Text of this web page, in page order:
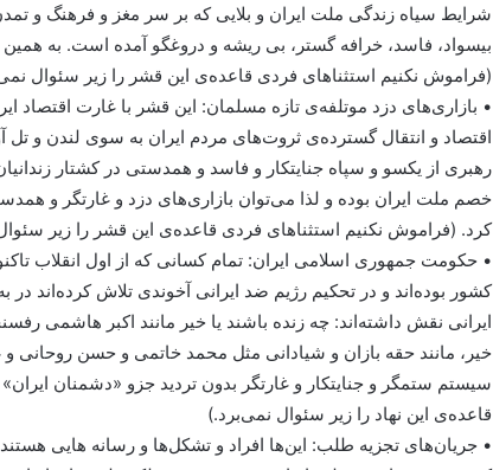
شرایط سیاه زندگی ملت ایران و بلایی که بر سر مغز و فرهنگ و
بیسواد، فاسد، خرافه گستر، بی ریشه و دروغگو آمده است. به
(فراموش نکنیم استثناهای فردی قاعده‌ی این قشر را زیر سئوال
• بازاری‌های دزد موتلفه‌ی تازه مسلمان: این قشر با غارت اقتصاد
اقتصاد و انتقال گسترده‌ی ثروت‌های مردم ایران به سوی لندن و تل
رهبری از یکسو و سپاه جنایتکار و فاسد و همدستی در کشتار
خصم ملت ایران بوده و لذا می‌توان بازاری‌های دزد و غارتگر و
کرد. (فراموش نکنیم استثناهای فردی قاعده‌ی این قشر را زیر
• حکومت جمهوری اسلامی ایران: تمام کسانی که از اول انقلاب
کشور بوده‌اند و در تحکیم رژیم ضد ایرانی آخوندی تلاش کرده‌اند
ایرانی نقش داشته‌اند: چه زنده باشند یا خیر مانند اکبر هاشمی
خیر، مانند حقه بازان و شیادانی مثل محمد خاتمی و حسن روحانی و
سیستم ستمگر و جنایتکار و غارتگر بدون تردید جزو «دشمنان
قاعده‌ی این نهاد را زیر سئوال نمی‌برد.)
• جریان‌های تجزیه طلب: این‌ها افراد و تشکل‌ها و رسانه هایی